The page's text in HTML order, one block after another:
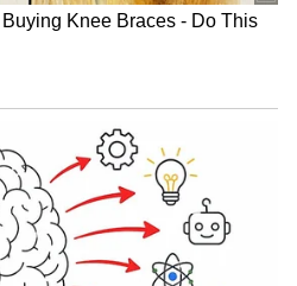
ಮತ್ತು
ಸಮಯ ಕಳೆಯುವಿರಿ.
ಇತರರ ಮೇಲೆ ಪ್ರಭಾವ
ಈ ಗುಣಗಳ ಮೂಲಕ ಆರ್ಥಿಕ
ಯಶಸ್ಸನ್ನು ಸಾಧಿಸಲು
ಸಂಬಂಧಗಳಲ್ಲಿ